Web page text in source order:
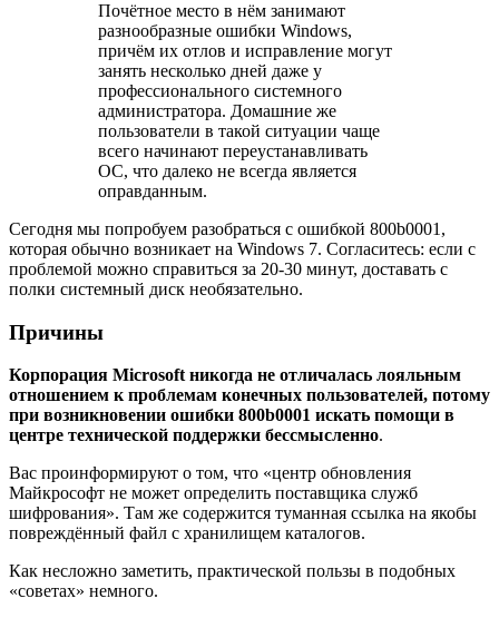
Почётное место в нём занимают
разнообразные ошибки Windows,
причём их отлов и исправление могут
занять несколько дней даже у
профессионального системного
администратора. Домашние же
пользователи в такой ситуации чаще
всего начинают переустанавливать
ОС, что далеко не всегда является
оправданным.
Сегодня мы попробуем разобраться с ошибкой 800b0001,
которая обычно возникает на Windows 7. Согласитесь: если с
проблемой можно справиться за 20-30 минут, доставать с
полки системный диск необязательно.
Причины
Корпорация Microsoft никогда не отличалась лояльным
отношением к проблемам конечных пользователей, потому
при возникновении ошибки 800b0001 искать помощи в
центре технической поддержки бессмысленно.
Вас проинформируют о том, что «центр обновления
Майкрософт не может определить поставщика служб
шифрования». Там же содержится туманная ссылка на якобы
повреждённый файл с хранилищем каталогов.
Как несложно заметить, практической пользы в подобных
«советах» немного.